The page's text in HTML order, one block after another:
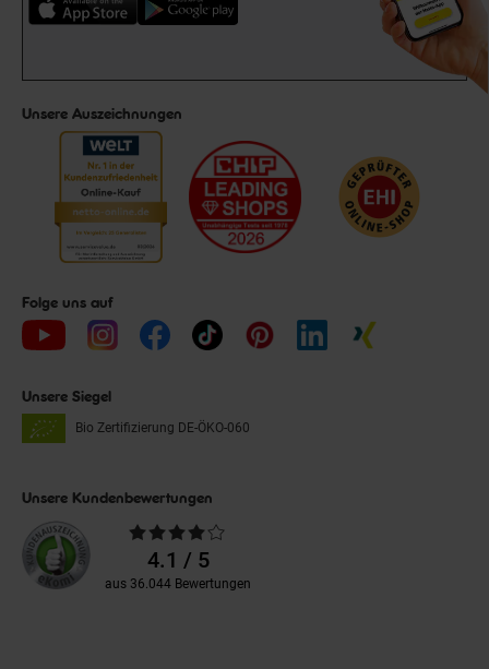
Unsere Auszeichnungen
Folge uns auf
Unsere Siegel
Bio Zertifizierung DE-ÖKO-060
Unsere Kundenbewertungen
Durchschnittliche
Bewertungen4.1 / 5
aus 36.044 Bewertungen